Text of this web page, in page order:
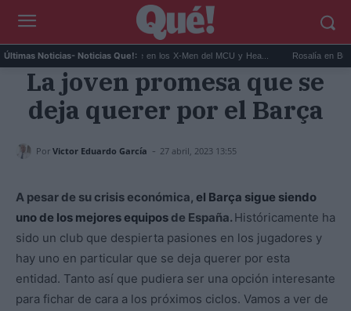
Últimas Noticias- Noticias Que!:
Kit Connor será Cíclope en los X-Men del MCU y Hea... Rosalía en
La joven promesa que se
deja querer por el Barça
Por Victor Eduardo García - 27 abril, 2023 13:55
A pesar de su crisis económica, el Barça sigue siendo
uno de los mejores equipos de España. Históricamente ha
sido un club que despierta pasiones en los jugadores y
hay uno en particular que se deja querer por esta
entidad. Tanto así que pudiera ser una opción interesante
para fichar de cara a los próximos ciclos. Vamos a ver de